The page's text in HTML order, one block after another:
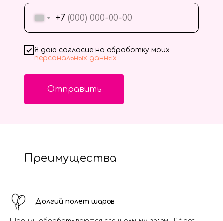
+7
Я даю согласие на обработку моих
персональных данных
Отправить
Преимущества
Долгий полет шаров